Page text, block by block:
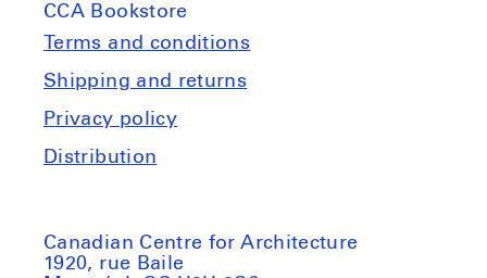
moins
:
Architecture
et
frugalité
pour
moins
:
Architecture
et
CCA Bookstore
Terms and conditions
Shipping and returns
Privacy policy
Distribution
Canadian Centre for Architecture
1920, rue Baile